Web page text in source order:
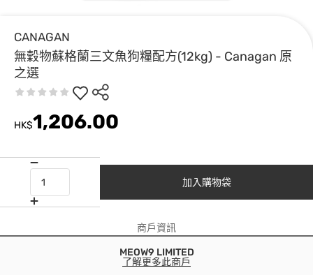
CANAGAN
無穀物蘇格蘭三文魚狗糧配方(12kg) - Canagan 原
之選
HK$1,206.00
加入購物袋
商戶資訊
MEOW9 LIMITED
了解更多此商戶